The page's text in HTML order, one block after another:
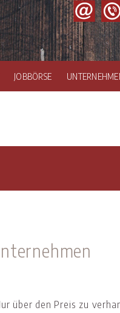
JOBBÖRSE
über den Preis zu